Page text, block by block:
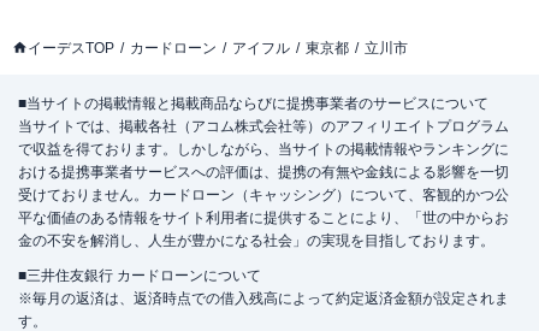
イーデスTOP カードローン アイフル 東京都 立川市
■当サイトの掲載情報と掲載商品ならびに提携事業者のサービスについて
当サイトでは、掲載各社（アコム株式会社等）のアフィリエイトプログラム
で収益を得ております。しかしながら、当サイトの掲載情報やランキングに
おける提携事業者サービスへの評価は、提携の有無や金銭による影響を一切
受けておりません。カードローン（キャッシング）について、客観的かつ公
平な価値のある情報をサイト利用者に提供することにより、「世の中からお
金の不安を解消し、人生が豊かになる社会」の実現を目指しております。
■三井住友銀行 カードローンについて
※毎月の返済は、返済時点での借入残高によって約定返済金額が設定されま
す。